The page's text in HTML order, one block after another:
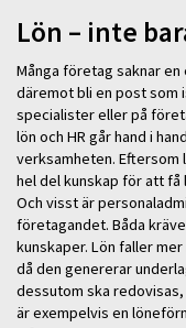
Lön – inte
Många företag saknar
däremot bli en post som
specialister eller på
lön och HR går hand i
verksamheten. Eftersom
hel del kunskap för att
Och visst är
företagandet. Båda
kunskaper. Lön faller
då den genererar
dessutom ska
är exempelvis en